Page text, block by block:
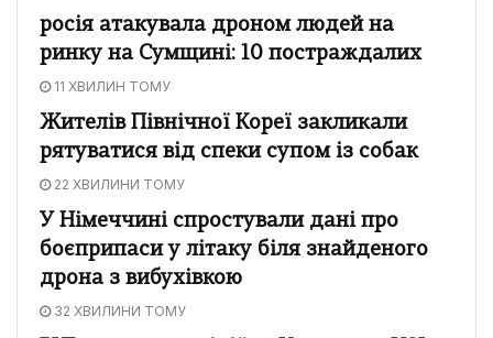
росія атакувала дроном людей на
ринку на Сумщині: 10 постраждалих
11 ХВИЛИН ТОМУ
Жителів Північної Кореї закликали
рятуватися від спеки супом із собак
22 ХВИЛИНИ ТОМУ
У Німеччині спростували дані про
боєприпаси у літаку біля знайденого
дрона з вибухівкою
32 ХВИЛИНИ ТОМУ